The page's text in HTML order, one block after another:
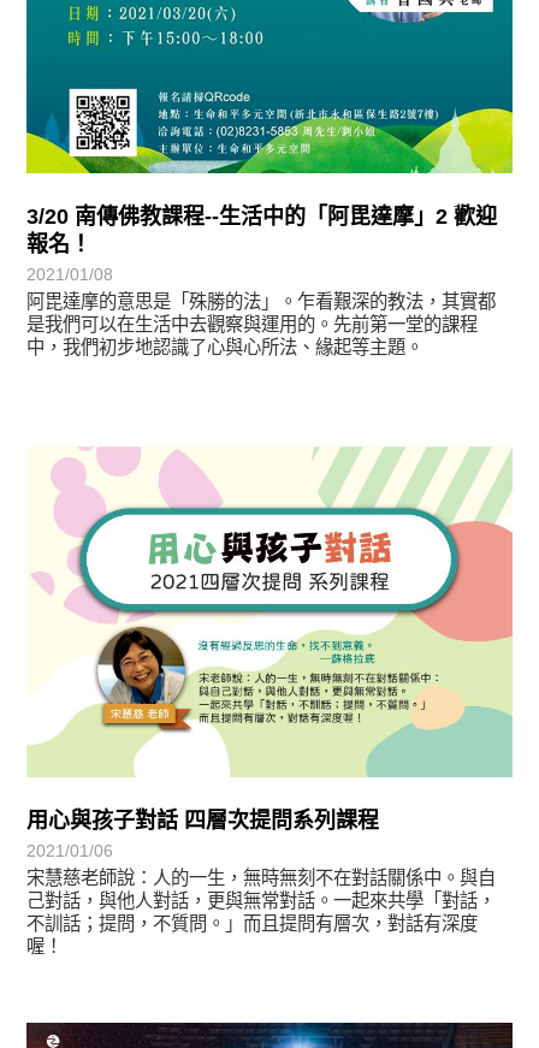
3/20 南傳佛教課程--生活中的「阿毘達摩」2 歡迎
報名！
2021/01/08
阿毘達摩的意思是「殊勝的法」。乍看艱深的教法，其實都
是我們可以在生活中去觀察與運用的。先前第一堂的課程
中，我們初步地認識了心與心所法、緣起等主題。
用心與孩子對話 四層次提問系列課程
2021/01/06
宋慧慈老師說：人的一生，無時無刻不在對話關係中。與自
己對話，與他人對話，更與無常對話。一起來共學「對話，
不訓話；提問，不質問。」而且提問有層次，對話有深度
喔！
最新消息
學習分享